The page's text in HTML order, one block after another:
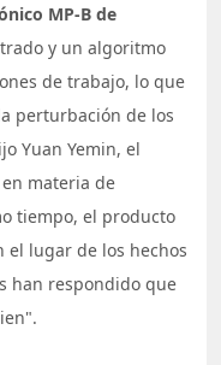
MP-B de
y un algoritmo
de trabajo, lo que
perturbación de los
Yuan Yemin, el
materia de
tiempo, el producto
el lugar de los hechos
han respondido que